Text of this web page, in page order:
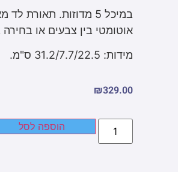
במיכל 5 מדוזות.
אוטומטי בין צבעים או
מידות: 31.2/7.7/22.5 ס"מ.
₪329.00
הוספה לסל